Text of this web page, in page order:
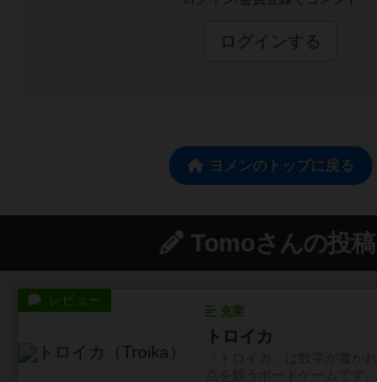
ログインする
ヨメンのトップに戻る
Tomoさんの投稿
レビュー
充実
トロイカ